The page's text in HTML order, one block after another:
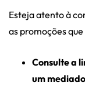
Esteja atento à
as promoções
Consulte a
um